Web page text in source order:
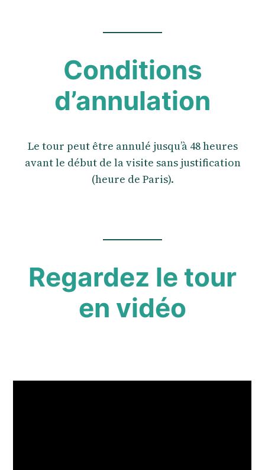
Conditions
d’annulation
Le tour peut être annulé jusqu’à 48 heures
avant le début de la visite sans justification
(heure de Paris).
Regardez le tour
en vidéo